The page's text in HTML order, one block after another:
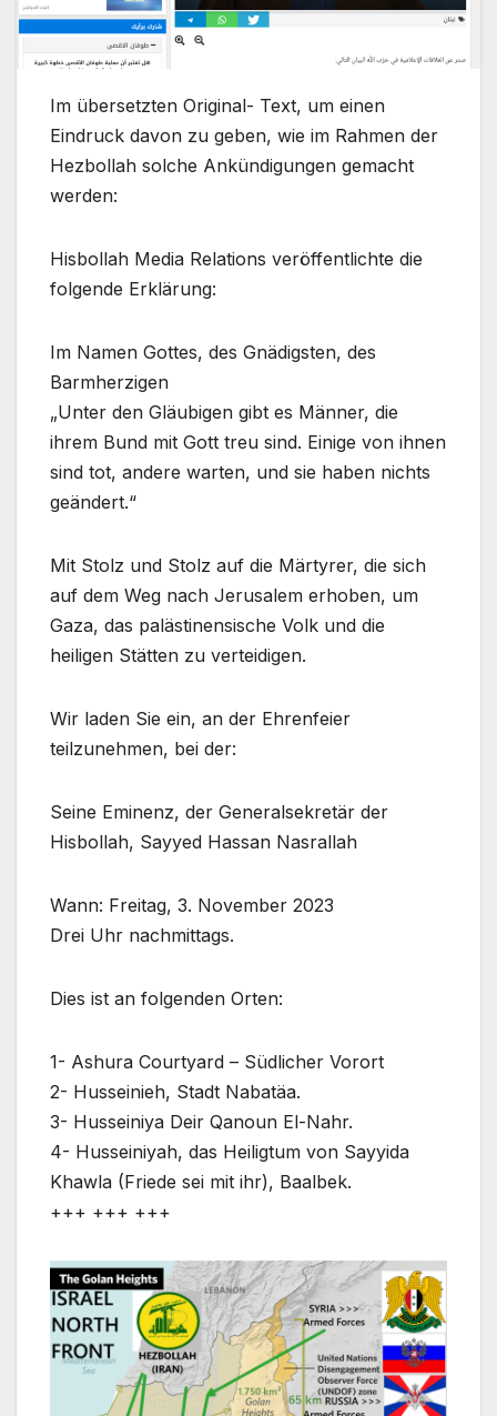
Im übersetzten Original- Text, um einen
Eindruck davon zu geben, wie im Rahmen der
Hezbollah solche Ankündigungen gemacht
werden:
Hisbollah Media Relations veröffentlichte die
folgende Erklärung:
Im Namen Gottes, des Gnädigsten, des
Barmherzigen
„Unter den Gläubigen gibt es Männer, die
ihrem Bund mit Gott treu sind. Einige von ihnen
sind tot, andere warten, und sie haben nichts
geändert.“
Mit Stolz und Stolz auf die Märtyrer, die sich
auf dem Weg nach Jerusalem erhoben, um
Gaza, das palästinensische Volk und die
heiligen Stätten zu verteidigen.
Wir laden Sie ein, an der Ehrenfeier
teilzunehmen, bei der:
Seine Eminenz, der Generalsekretär der
Hisbollah, Sayyed Hassan Nasrallah
Wann: Freitag, 3. November 2023
Drei Uhr nachmittags.
Dies ist an folgenden Orten:
1- Ashura Courtyard – Südlicher Vorort
2- Husseinieh, Stadt Nabatäa.
3- Husseiniya Deir Qanoun El-Nahr.
4- Husseiniyah, das Heiligtum von Sayyida
Khawla (Friede sei mit ihr), Baalbek.
+++ +++ +++